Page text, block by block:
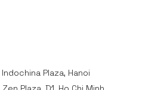
Plaza, Hanoi